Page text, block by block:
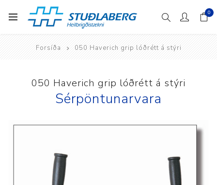
0
Forsíða 050 Haverich grip lóðrétt á stýri
050 Haverich grip lóðrétt á stýri
Sérpöntunarvara